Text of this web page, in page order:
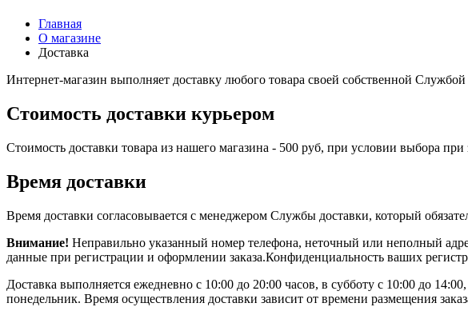
Главная
О магазине
Доставка
Интернет-магазин выполняет доставку любого товара своей собственной Службой
Стоимость доставки курьером
Стоимость доставки товара из нашего магазина - 500 руб, при условии выбора при
Время доставки
Время доставки согласовывается с менеджером Службы доставки, который
Внимание! Неправильно указанный номер телефона, неточный или неполный
данные при регистрации и оформлении заказа.Конфиденциальность ваших
Доставка выполняется ежедневно с 10:00 до 20:00 часов, в субботу с 10:00 до
понедельник. Время осуществления доставки зависит от времени размещения